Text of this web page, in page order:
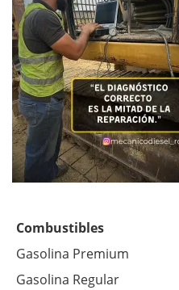
Combustibles
Gasolina Premium
Gasolina Regular